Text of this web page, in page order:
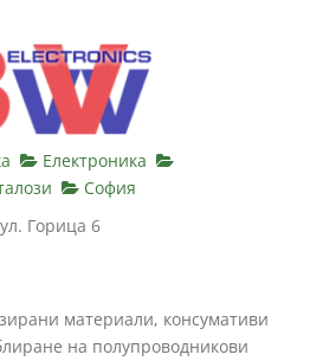
Електроника
София
Горица 6
материали, консумативи
на полупроводникови